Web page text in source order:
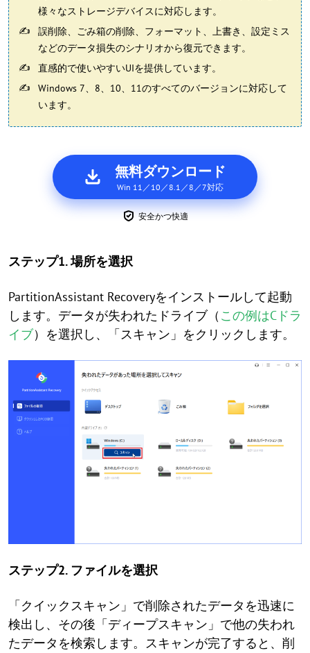
様々なストレージデバイスに対応します。
誤削除、ごみ箱の削除、フォーマット、上書き、設定ミス
などのデータ損失のシナリオから復元できます。
直感的で使いやすいUIを提供しています。
Windows 7、8、10、11のすべてのバージョンに対応して
います。
無料ダウンロード
Win 11／10／8.1／8／7対応
安全かつ快適
ステップ1. 場所を選択
PartitionAssistant Recoveryをインストールして起動
します。データが失われたドライブ（ この例はCドラ
イブ）を選択し、「スキャン」をクリックします。
ステップ2. ファイルを選択
「クイックスキャン」で削除されたデータを迅速に
検出し、その後「ディープスキャン」で他の失われ
たデータを検索します。スキャンが完了すると、削